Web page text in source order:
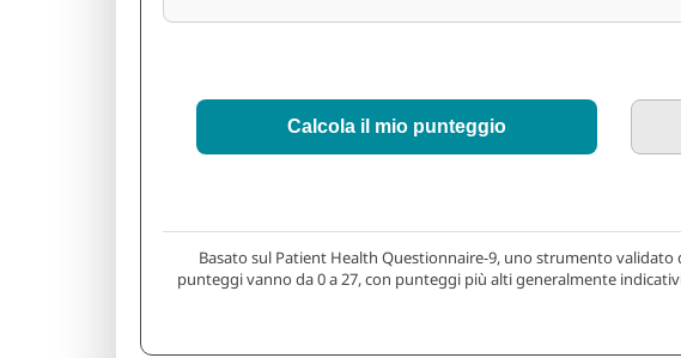
Calcola il mio punteggio
Basato sul Patient Health Questionnaire-9, uno strumento
punteggi vanno da 0 a 27, con punteggi più alti generalmente